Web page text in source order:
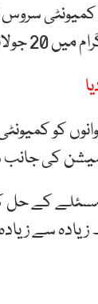
سروس
جا سکتی ہے۔
والے18تا 25سال
کمیشن کی
کے حل
سے